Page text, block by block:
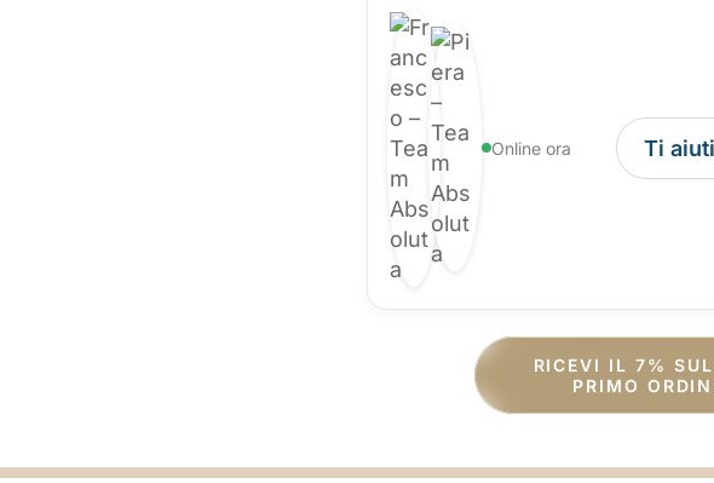
Online ora Ti
RICEVI IL 7%
PRIMO